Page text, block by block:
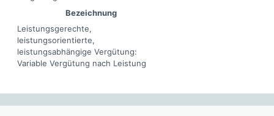
Bezeichnung
Leistungsgerechte,
leistungsorientierte,
leistungsabhängige Vergütung:
Variable Vergütung nach Leistung